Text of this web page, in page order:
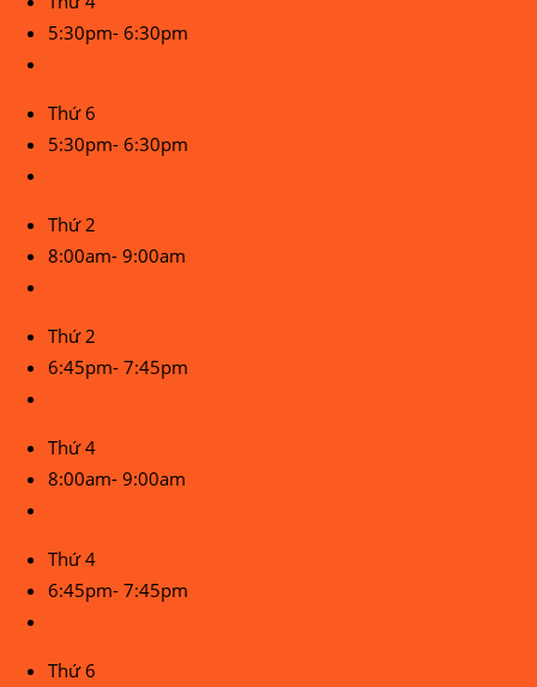
5:30pm- 6:30pm
Thứ 6
5:30pm- 6:30pm
Thứ 2
8:00am- 9:00am
Thứ 2
6:45pm- 7:45pm
Thứ 4
8:00am- 9:00am
Thứ 4
6:45pm- 7:45pm
Thứ 6